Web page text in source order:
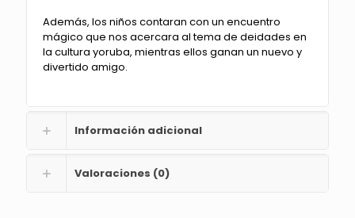
Además, los niños contaran con un encuentro
mágico que nos acercara al tema de deidades en
la cultura yoruba, mientras ellos ganan un nuevo y
divertido amigo.
Información adicional
Valoraciones (0)